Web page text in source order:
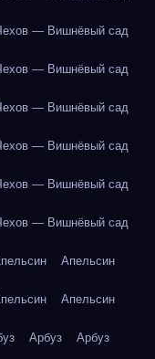
— Вишнёвый сад
— Вишнёвый сад
— Вишнёвый сад
— Вишнёвый сад
— Вишнёвый сад
— Вишнёвый сад
Апельсин
Апельсин
Арбуз Арбуз